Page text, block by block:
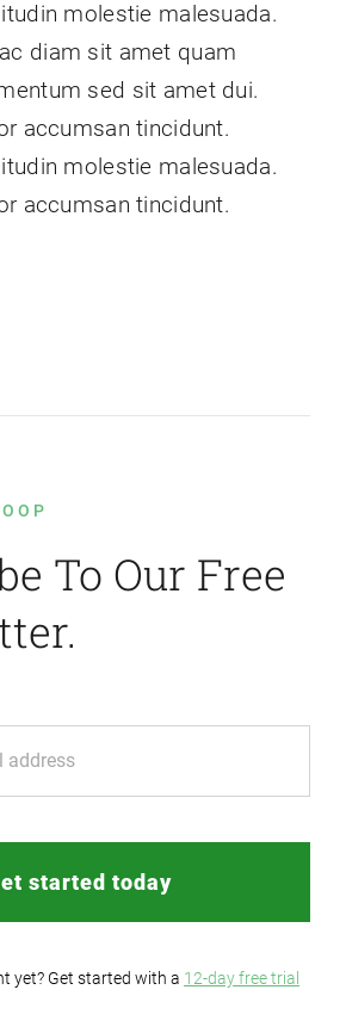
molestie malesuada.
diam sit amet quam
sed sit amet dui.
accumsan tincidunt.
molestie malesuada.
accumsan tincidunt.
To Our Free
started today
yet? Get started with a 12-day free trial